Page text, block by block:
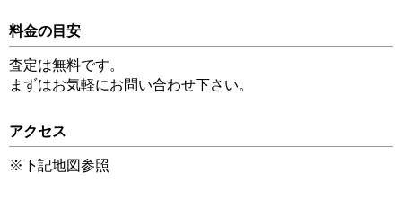
料金の目安
査定は無料です。
まずはお気軽にお問い合わせ下さい。
アクセス
※下記地図参照